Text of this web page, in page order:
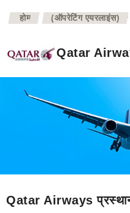
होम >
(ऑपरेटिंग एयरलाइंस)
Qatar
Qatar Airways